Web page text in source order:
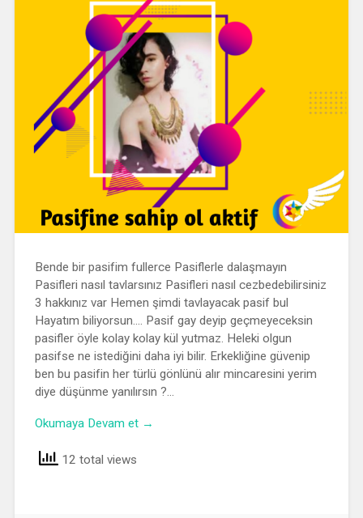
Bende bir pasifim fullerce Pasiflerle dalaşmayın
Pasifleri nasıl tavlarsınız Pasifleri nasıl cezbedebilirsiniz
3 hakkınız var Hemen şimdi tavlayacak pasif bul
Hayatım biliyorsun…. Pasif gay deyip geçmeyeceksin
pasifler öyle kolay kolay kül yutmaz. Heleki olgun
pasifse ne istediğini daha iyi bilir. Erkekliğine güvenip
ben bu pasifin her türlü gönlünü alır mincaresini yerim
diye düşünme yanılırsın ?…
Okumaya Devam et →
12 total views